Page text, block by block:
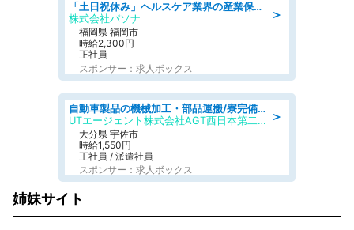
＞
「土日祝休み」ヘルスケア業界の産業保健師/高時給/未経験OK/要資格:保健師、正看護師
株式会社パソナ
福岡県 福岡市
時給2,300円
正社員
スポンサー：求人ボックス
＞
自動車製品の機械加工・部品運搬/寮完備/日払い/工場・製造
UTエージェント株式会社AGT西日本第二CU
大分県 宇佐市
時給1,550円
正社員 / 派遣社員
スポンサー：求人ボックス
姉妹サイト